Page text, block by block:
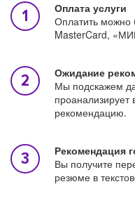
Оплата услуги
Оплатить можно
MasterCard,
Ожидание
Мы подскажем
рекомендацию.
Рекомендация
Вы получите
резюме в